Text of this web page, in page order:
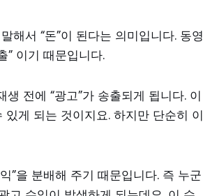
해서 “돈”이 된다는 의미입니다. 동영
” 이기 때문입니다.
전에 “광고”가 송출되게 됩니다. 이
게 되는 것이지요. 하지만 단순히 이
”을 분배해 주기 때문입니다. 즉 누군